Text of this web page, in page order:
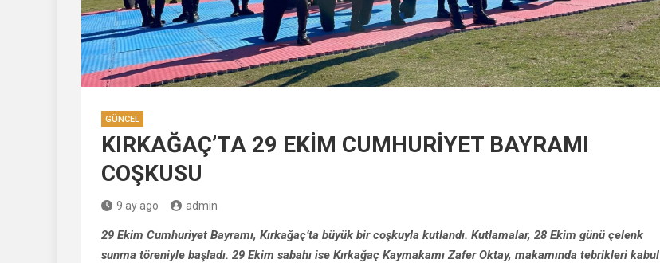
GÜNCEL
KIRKAĞAÇ’TA 29 EKİM CUMHURİYET BAYRAMI
COŞKUSU
9 ay ago admin
29 Ekim Cumhuriyet Bayramı, Kırkağaç’ta büyük bir coşkuyla kutlandı. Kutlamalar, 28 Ekim günü çelenk
sunma töreniyle başladı. 29 Ekim sabahı ise Kırkağaç Kaymakamı Zafer Oktay, makamında tebrikleri kabul